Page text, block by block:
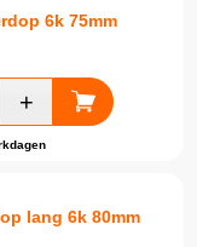
6k 75mm
lang 6k 80mm